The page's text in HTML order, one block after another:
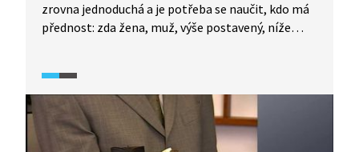
zrovna jednoduchá a je potřeba se naučit, kdo má
přednost: zda žena, muž, výše postavený, níže
I samotné představování má své zvyklosti a často
nestačí říci jen jméno. Na druhou stranu někdy
může být představování se jiným lidem vyloženě
nevhodné.